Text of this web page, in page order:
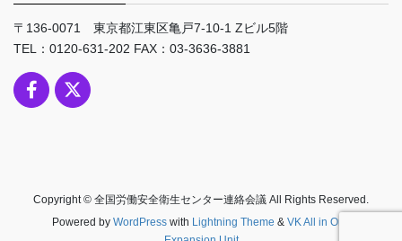
ー
〒136-0071 東京都江東区亀戸7-10-1 Zビル5階
TEL：0120-631-202 FAX：03-3636-3881
Copyright © 全国労働安全衛生センター連絡会議 All Rights Reserved.
Powered by WordPresswith Lightning Theme & VK All in One